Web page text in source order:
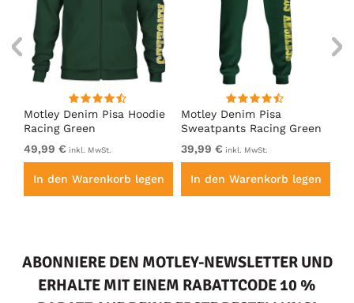
Motley Denim Pisa Hoodie
Racing Green
49,99 € inkl. MwSt.
In den Warenkorb legen
Motley Denim Pisa
Sweatpants Racing Green
39,99 € inkl. MwSt.
In den Warenkorb legen
ABONNIERE DEN MOTLEY-NEWSLETTER UND
ERHALTE MIT EINEM RABATTCODE 10 %